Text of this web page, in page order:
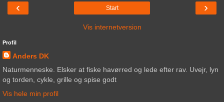
‹ ›
Start
Vis internetversion
Profil
Anders DK
Naturmenneske. Elsker at fiske havørred og lede efter rav. Uvejr, lyn
og torden, cykle, grille og spise godt
Vis hele min profil